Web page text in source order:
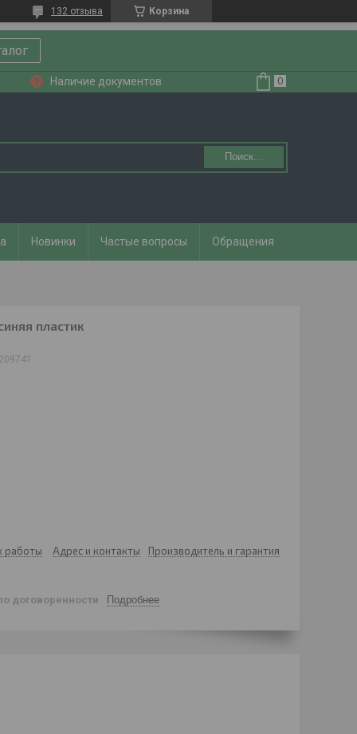
Корзина
132 отзыва
Наличие документов
Поиск...
Новинки Частые вопросы Обращения
пластик
работы Адрес и контакты Производитель и гарантия
договоренности Подробнее